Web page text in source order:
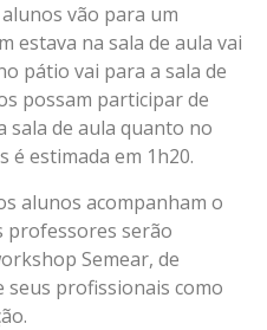
vão para um
estava na sala de aula vai
pátio vai para a sala de
possam participar de
sala de aula quanto no
é estimada em 1h20.
alunos acompanham o
professores serão
Semear, de
seus profissionais como